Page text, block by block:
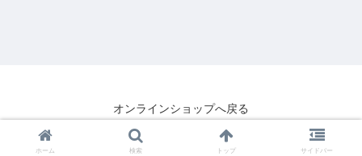
オンラインショップへ戻る
Copyright © 2021 和田珍味オンラインショップ All Rights Reserved.
ホーム 検索 トップ サイドバー